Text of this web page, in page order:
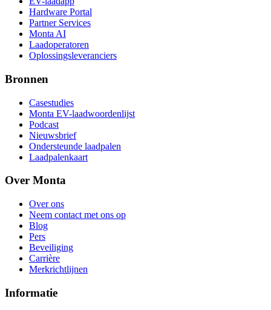
Hardware Portal
Partner Services
Monta AI
Laadoperatoren
Oplossingsleveranciers
Bronnen
Casestudies
Monta EV-laadwoordenlijst
Podcast
Nieuwsbrief
Ondersteunde laadpalen
Laadpalenkaart
Over Monta
Over ons
Neem contact met ons op
Blog
Pers
Beveiliging
Carrière
Merkrichtlijnen
Informatie